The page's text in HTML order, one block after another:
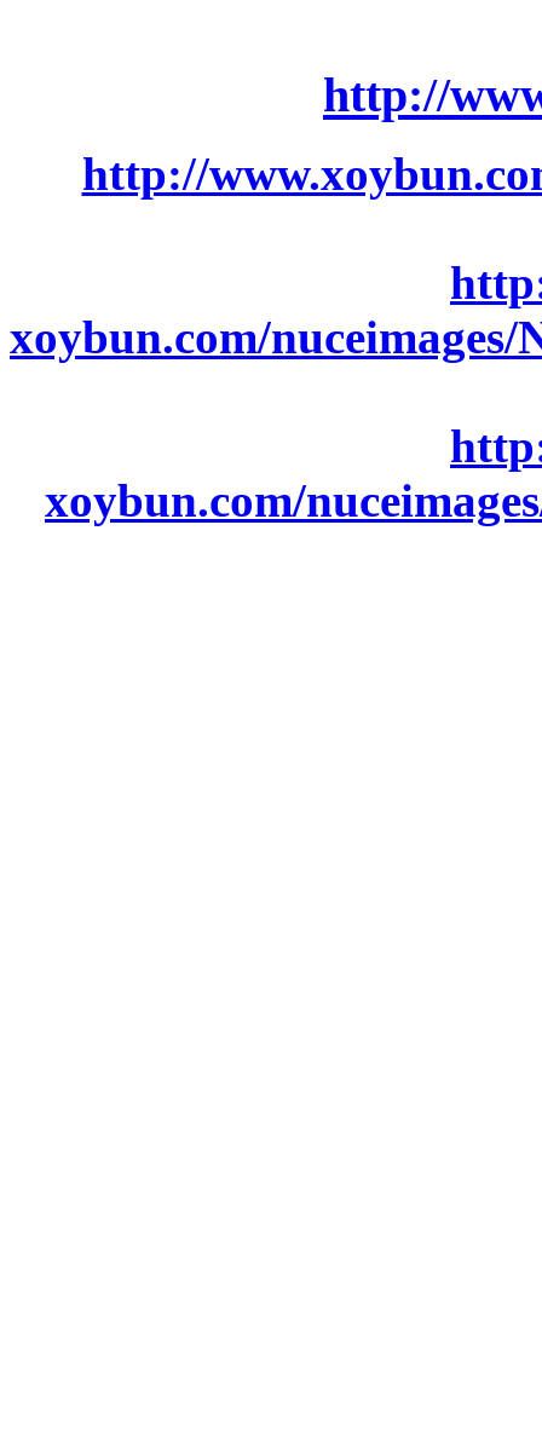
http://
http://
xoybun.com/
xoybun.com/